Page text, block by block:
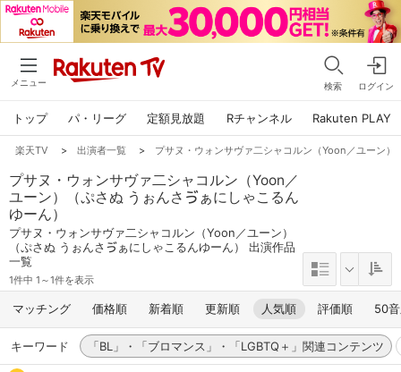
メニュー 検索 ログイン
トップ パ・リーグ 定額見放題 Rチャンネル Rakuten PLAY
楽天TV > 出演者一覧 > プサヌ・ウォンサヴァ二シャコルン（Yoon／ユーン
プサヌ・ウォンサヴァ二シャコルン（Yoon／
ユーン）（ぷさぬ うぉんさゔぁにしゃこるん
ゆーん）
プサヌ・ウォンサヴァ二シャコルン（Yoon／ユーン）
（ぷさぬ うぉんさゔぁにしゃこるんゆーん） 出演作品
一覧
1件中 1～1件を表示
マッチング 価格順 新着順 更新順 人気順 評価順 50
キーワード 「BL」・「ブロマンス」・「LGBTQ＋」関連コンテンツ